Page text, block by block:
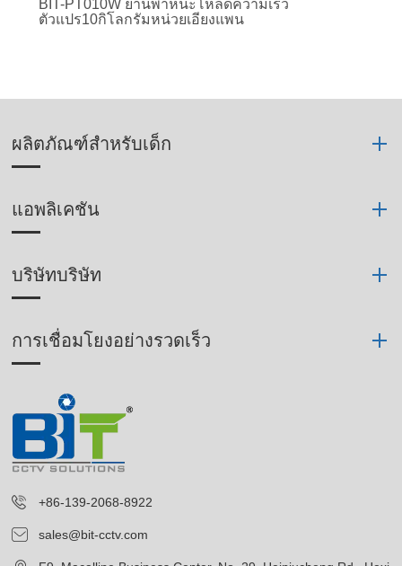
BIT-PT010W ยานพาหนะโหลดความเร็ว
ตัวแปร10กิโลกรัมหน่วยเอียงแพน
ผลิตภัณฑ์สำหรับเด็ก
แอพลิเคชัน
บริษัทบริษัท
การเชื่อมโยงอย่างรวดเร็ว
+86-139-2068-8922
sales@bit-cctv.com